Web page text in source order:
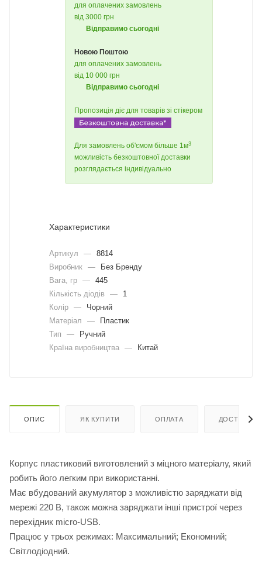
для оплачених замовлень
від 3000 грн
Відправимо сьогодні
Новою Поштою
для оплачених замовлень
від 10 000 грн
Відправимо сьогодні
Пропозиція діє для товарів зі стікером
Для замовлень об'ємом більше 1м3
можливість безкоштовної доставки
розглядається індивідуально
Характеристики
Артикул — 8814
Виробник —
Без Бренду
Вага, гр — 445
Кількість діодів
—
1
Колір —
Чорний
Матеріал
—
Пластик
Тип
—
Ручний
Країна виробництва — Китай
ОПИС ЯК КУПИТИ ОПЛАТА ДОСТАВКА
Корпус пластиковий виготовлений з міцного матеріалу, який
робить його легким при використанні.
Має вбудований акумулятор з можливістю заряджати від
мережі 220 В, також можна заряджати інші пристрої через
перехідник micro-USB.
Працює у трьох режимах: Максимальний; Економний;
Світлодіодний.